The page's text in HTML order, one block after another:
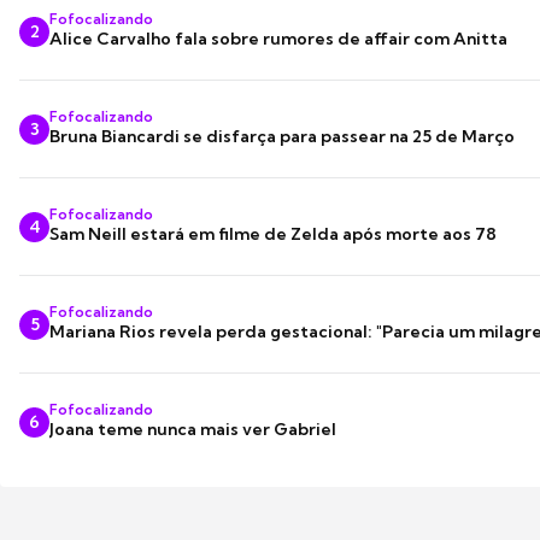
2
Fofocalizando
Alice Carvalho fala sobre rumores de affair com Anitta
3
Fofocalizando
Bruna Biancardi se disfarça para passear na 25 de Março
4
Fofocalizando
Sam Neill estará em filme de Zelda após morte aos 78
5
Fofocalizando
Mariana Rios revela perda gestacional: "Parecia um
6
Fofocalizando
Joana teme nunca mais ver Gabriel